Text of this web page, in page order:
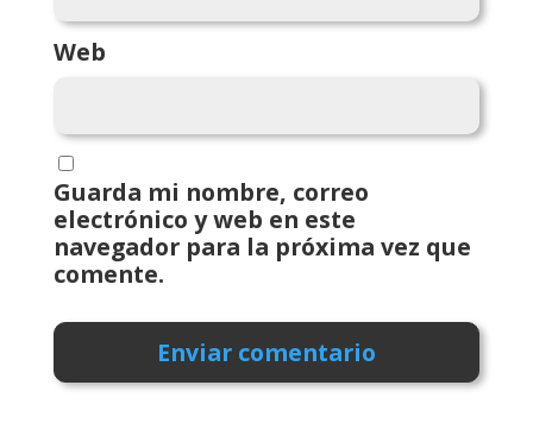
Web
Guarda mi nombre, correo
electrónico y web en este
navegador para la próxima vez que
comente.